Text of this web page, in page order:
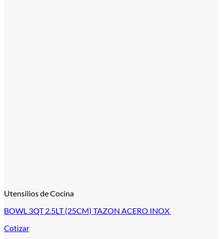
Utensilios de Cocina
BOWL 3QT 2.5LT (25CM) TAZON ACERO INOX
Cotizar